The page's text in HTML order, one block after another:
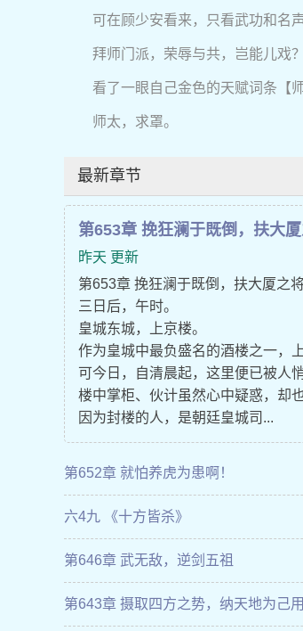
可在顾少安看来，只看武功和名
拜师门派，荣辱与共，岂能儿戏？
看了一眼自己金色的天赋词条【
师太，求罩。
最新章节
第653章 挽狂澜于既倒，扶大
昨天 更新
第653章 挽狂澜于既倒，扶大厦之
三日后，午时。
皇城东城，上京楼。
作为皇城中最负盛名的酒楼之一，
可今日，自清晨起，这里便已被人
楼中掌柜、伙计虽然心中疑惑，却
因为封楼的人，是朝廷皇城司...
第652章 就怕养虎为患啊！
六4九 《十方皆杀》
第646章 武无敌，逆剑五祖
第643章 摄取四方之势，纳天地为己用